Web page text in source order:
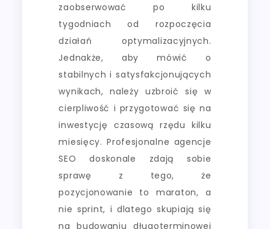
zaobserwować po kilku
tygodniach od rozpoczęcia
działań optymalizacyjnych.
Jednakże, aby mówić o
stabilnych i satysfakcjonujących
wynikach, należy uzbroić się w
cierpliwość i przygotować się na
inwestycję czasową rzędu kilku
miesięcy. Profesjonalne agencje
SEO doskonale zdają sobie
sprawę z tego, że
pozycjonowanie to maraton, a
nie sprint, i dlatego skupiają się
na budowaniu długoterminowej